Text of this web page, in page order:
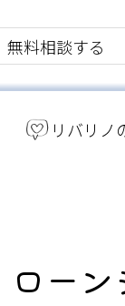
無料相談する
リバリノ
ロー